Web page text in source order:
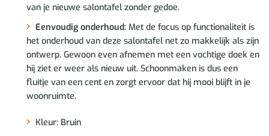
van je nieuwe salontafel zonder gedoe.
Eenvoudig onderhoud:Met de focus op functionaliteit is
het onderhoud van deze salontafel net zo makkelijk als zijn
ontwerp. Gewoon even afnemen met een vochtige doek en
hij ziet er weer als nieuw uit. Schoonmaken is dus een
fluitje van een cent en zorgt ervoor dat hij mooi blijft in je
woonruimte.
Kleur: Bruin